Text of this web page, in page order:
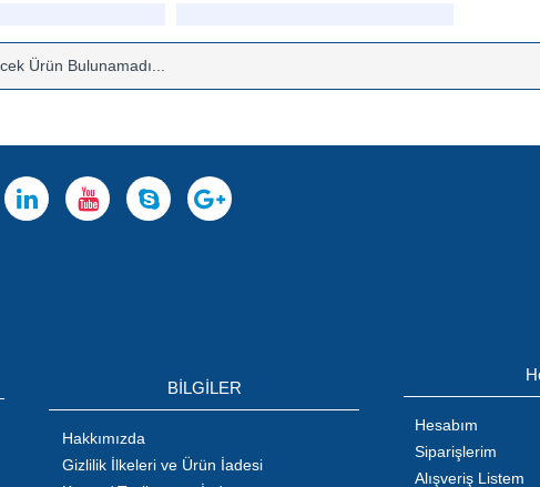
Ürün Bulunamadı...
BİLGİLER
Hakkımızda
Gizlilik İlkeleri ve Ürün İadesi
Hesabım
Siparişlerim
Alışveriş Listem